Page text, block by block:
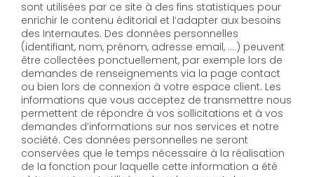
sont utilisées par ce site à des fins statistiques pour
enrichir le contenu éditorial et l’adapter aux besoins
des Internautes. Des données personnelles
(identifiant, nom, prénom, adresse email, ….) peuvent
être collectées ponctuellement, par exemple lors de
demandes de renseignements via la page contact
ou bien lors de connexion à votre espace client. Les
informations que vous acceptez de transmettre nous
permettent de répondre à vos sollicitations et à vos
demandes d’informations sur nos services et notre
société. Ces données personnelles ne seront
conservées que le temps nécessaire à la réalisation
de la fonction pour laquelle cette information a été